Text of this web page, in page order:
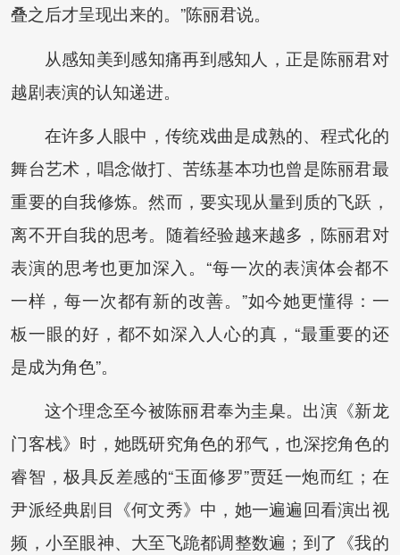
叠之后才呈现出来的。”陈丽君说。
从感知美到感知痛再到感知人，正是陈丽君对
越剧表演的认知递进。
在许多人眼中，传统戏曲是成熟的、程式化的
舞台艺术，唱念做打、苦练基本功也曾是陈丽君最
重要的自我修炼。然而，要实现从量到质的飞跃，
离不开自我的思考。随着经验越来越多，陈丽君对
表演的思考也更加深入。“每一次的表演体会都不
一样，每一次都有新的改善。”如今她更懂得：一
板一眼的好，都不如深入人心的真，“最重要的还
是成为角色”。
这个理念至今被陈丽君奉为圭臬。出演《新龙
门客栈》时，她既研究角色的邪气，也深挖角色的
睿智，极具反差感的“玉面修罗”贾廷一炮而红；在
尹派经典剧目《何文秀》中，她一遍遍回看演出视
频，小至眼神、大至飞跪都调整数遍；到了《我的